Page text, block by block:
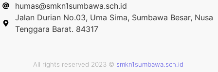
humas@smkn1sumbawa.sch.id
Jalan Durian No.03, Uma Sima, Sumbawa Besar, Nusa
Tenggara Barat. 84317
All rights reserved 2023 © smkn1sumbawa.sch.id